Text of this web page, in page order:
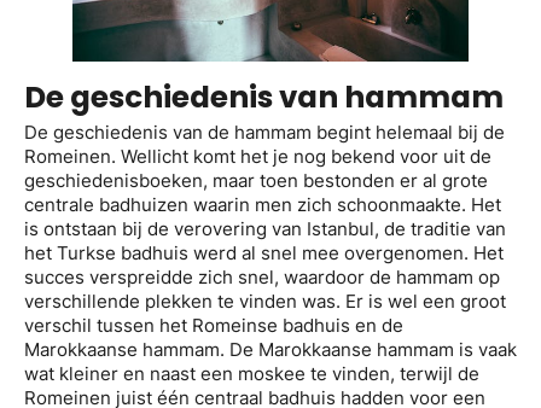
De geschiedenis van hammam
De geschiedenis van de hammam begint helemaal bij de
Romeinen. Wellicht komt het je nog bekend voor uit de
geschiedenisboeken, maar toen bestonden er al grote
centrale badhuizen waarin men zich schoonmaakte. Het
is ontstaan bij de verovering van Istanbul, de traditie van
het Turkse badhuis werd al snel mee overgenomen. Het
succes verspreidde zich snel, waardoor de hammam op
verschillende plekken te vinden was. Er is wel een groot
verschil tussen het Romeinse badhuis en de
Marokkaanse hammam. De Marokkaanse hammam is vaak
wat kleiner en naast een moskee te vinden, terwijl de
Romeinen juist één centraal badhuis hadden voor een